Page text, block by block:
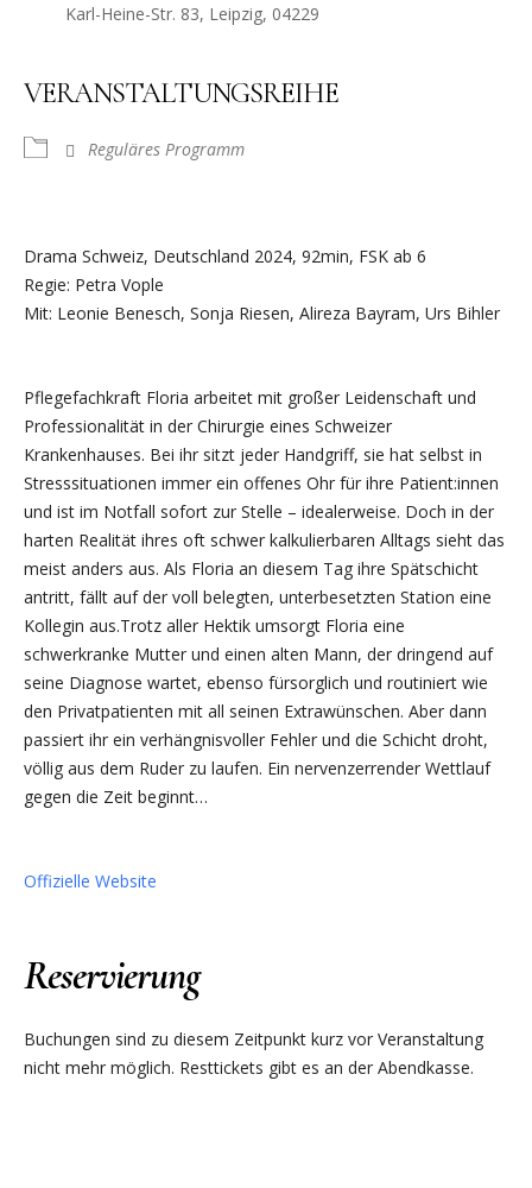
Karl-Heine-Str. 83, Leipzig, 04229
VERANSTALTUNGSREIHE
Reguläres Programm
Drama Schweiz, Deutschland 2024, 92min, FSK ab 6
Regie: Petra Vople
Mit: Leonie Benesch, Sonja Riesen, Alireza Bayram, Urs Bihler
Pflegefachkraft Floria arbeitet mit großer Leidenschaft und
Professionalität in der Chirurgie eines Schweizer
Krankenhauses. Bei ihr sitzt jeder Handgriff, sie hat selbst in
Stresssituationen immer ein offenes Ohr für ihre Patient:innen
und ist im Notfall sofort zur Stelle – idealerweise. Doch in der
harten Realität ihres oft schwer kalkulierbaren Alltags sieht das
meist anders aus. Als Floria an diesem Tag ihre Spätschicht
antritt, fällt auf der voll belegten, unterbesetzten Station eine
Kollegin aus.Trotz aller Hektik umsorgt Floria eine
schwerkranke Mutter und einen alten Mann, der dringend auf
seine Diagnose wartet, ebenso fürsorglich und routiniert wie
den Privatpatienten mit all seinen Extrawünschen. Aber dann
passiert ihr ein verhängnisvoller Fehler und die Schicht droht,
völlig aus dem Ruder zu laufen. Ein nervenzerrender Wettlauf
gegen die Zeit beginnt…
Offizielle Website
Reservierung
Buchungen sind zu diesem Zeitpunkt kurz vor Veranstaltung
nicht mehr möglich. Resttickets gibt es an der Abendkasse.